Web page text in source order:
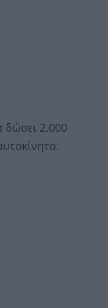
2.000